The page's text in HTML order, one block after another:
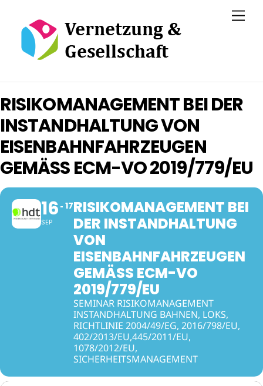
content
RISIKOMANAGEMENT BEI DER
INSTANDHALTUNG VON
EISENBAHNFAHRZEUGEN
GEMÄSS ECM-VO 2019/779/EU
16
SEP
17RISIKOMANAGEMENT BEI
DER INSTANDHALTUNG
VON
EISENBAHNFAHRZEUGEN
GEMÄSS ECM-VO 2
019/779/EU
SEMINAR RISIKOMANAGEMENT
INSTANDHALTUNG BAHNEN, LOKS,
RICHTLINIE 2004/49/EG, 2016/798/EU,
402/2013/EU,445/2011/EU,
1078/2012/EU,
SICHERHEITSMANAGEMENT